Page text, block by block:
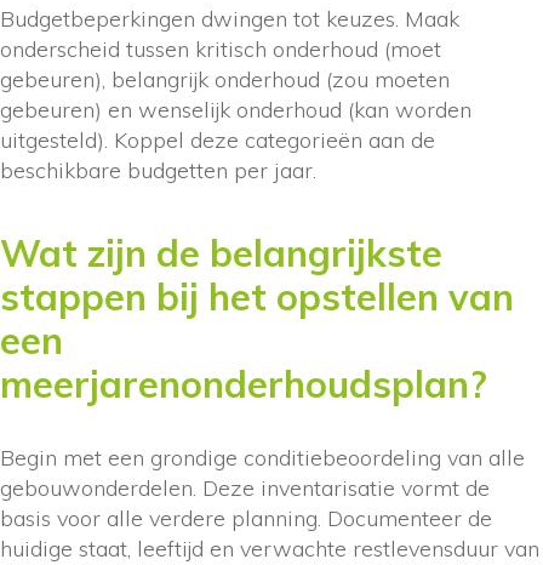
Budgetbeperkingen dwingen tot keuzes. Maak
onderscheid tussen kritisch onderhoud (moet
gebeuren), belangrijk onderhoud (zou moeten
gebeuren) en wenselijk onderhoud (kan worden
uitgesteld). Koppel deze categorieën aan de
beschikbare budgetten per jaar.
Wat zijn de belangrijkste
stappen bij het opstellen van
een
meerjarenonderhoudsplan?
Begin met een grondige conditiebeoordeling van alle
gebouwonderdelen. Deze inventarisatie vormt de
basis voor alle verdere planning. Documenteer de
huidige staat, leeftijd en verwachte restlevensduur van